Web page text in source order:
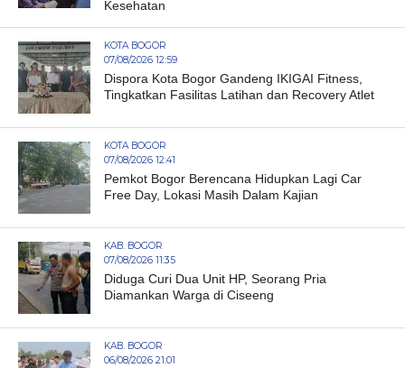
Kesehatan
KOTA BOGOR
07/08/2026 12:59
Dispora Kota Bogor Gandeng IKIGAI Fitness,
Tingkatkan Fasilitas Latihan dan Recovery Atlet
KOTA BOGOR
07/08/2026 12:41
Pemkot Bogor Berencana Hidupkan Lagi Car
Free Day, Lokasi Masih Dalam Kajian
KAB. BOGOR
07/08/2026 11:35
Diduga Curi Dua Unit HP, Seorang Pria
Diamankan Warga di Ciseeng
KAB. BOGOR
06/08/2026 21:01